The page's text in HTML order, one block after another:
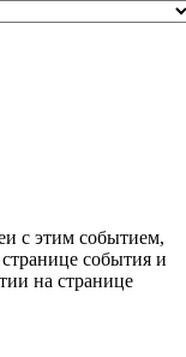
с этим событием,
события и
на странице